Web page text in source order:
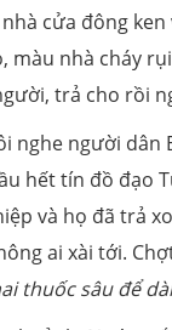
cửa đông
nhà cháy
trả cho rồi
nghe người dân
hết tín đồ đạo
và họ đã trả
ai xài tới.
thuốc sâu để